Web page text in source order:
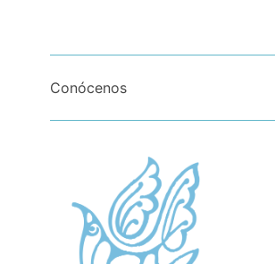
Conócenos